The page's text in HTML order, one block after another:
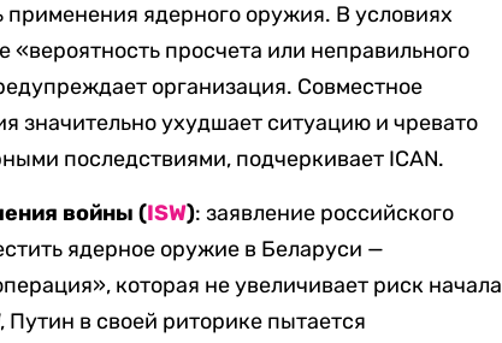
применения ядерного оружия. В условиях
«вероятность просчета или неправильного
организация. Совместное
значительно ухудшает ситуацию и чревато
последствиями, подчеркивает ICAN.
войны (ISW): заявление российского
ядерное оружие в Беларуси —
которая не увеличивает риск начала
в своей риторике пытается